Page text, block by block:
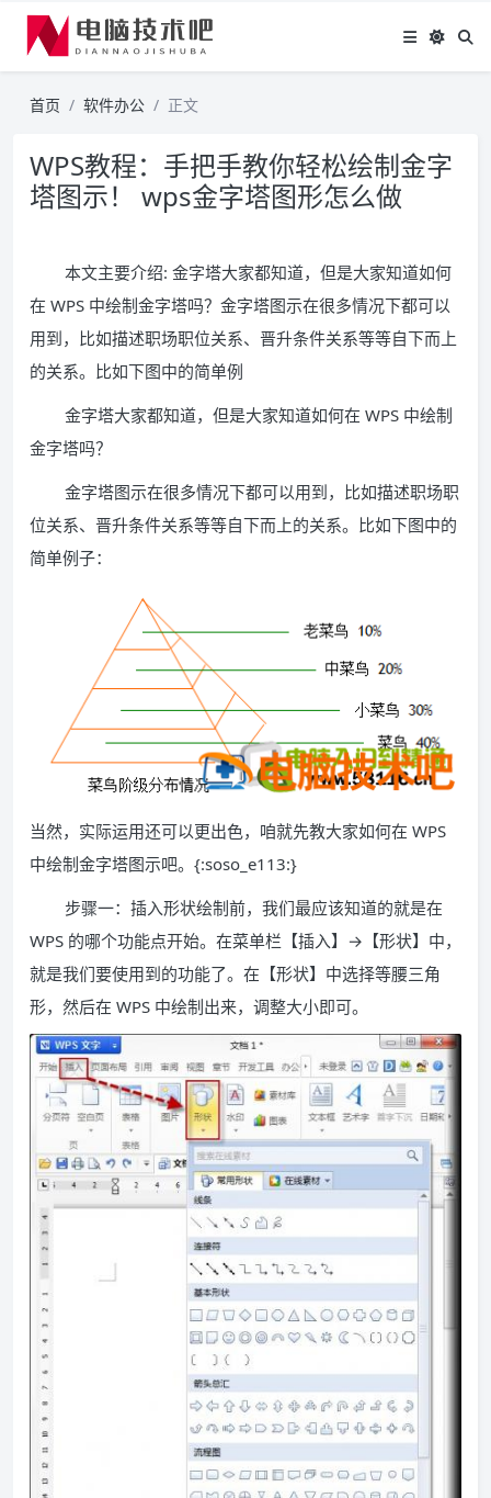
首页 软件办公 正文
WPS教程：手把手教你轻松绘制金字
塔图示！ wps金字塔图形怎么做
本文主要介绍: 金字塔大家都知道，但是大家知道如何
在 WPS 中绘制金字塔吗？金字塔图示在很多情况下都可以
用到，比如描述职场职位关系、晋升条件关系等等自下而上
的关系。比如下图中的简单例
金字塔大家都知道，但是大家知道如何在 WPS 中绘制
金字塔吗？
金字塔图示在很多情况下都可以用到，比如描述职场职
位关系、晋升条件关系等等自下而上的关系。比如下图中的
简单例子：
当然，实际运用还可以更出色，咱就先教大家如何在 WPS
中绘制金字塔图示吧。{:soso_e113:}
步骤一：插入形状绘制前，我们最应该知道的就是在
WPS 的哪个功能点开始。在菜单栏【插入】→【形状】中，
就是我们要使用到的功能了。在【形状】中选择等腰三角
形，然后在 WPS 中绘制出来，调整大小即可。